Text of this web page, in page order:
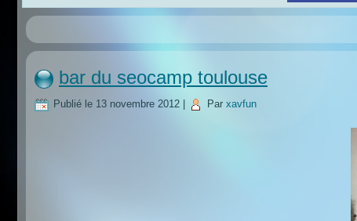
bar du seocamp toulouse
Publié le 13 novembre 2012 Par xavfun